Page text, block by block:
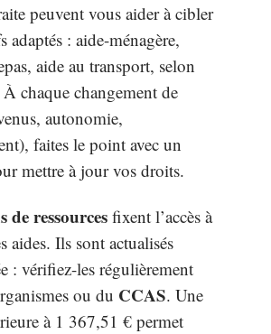
peuvent vous aider à cibler
adaptés : aide-ménagère,
aide au transport, selon
chaque changement de
autonomie,
faites le point avec un
mettre à jour vos droits.
de ressources fixent l’accès à
aides. Ils sont actualisés
: vérifiez-les régulièrement
ou du CCAS. Une
à 1 367,51 € permet